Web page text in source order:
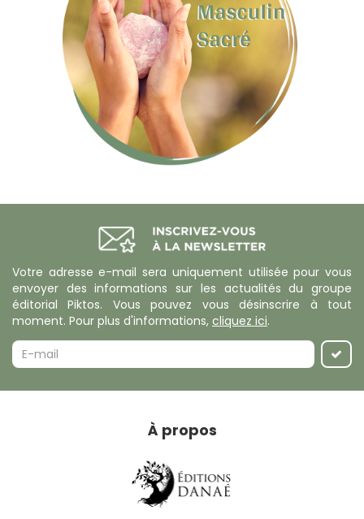
Votre adresse e-mail sera uniquement utilisée pour vous
envoyer des informations sur les actualités du groupe
éditorial Piktos. Vous pouvez vous désinscrire à tout
moment. Pour plus d'informations, cliquez ici.
À propos